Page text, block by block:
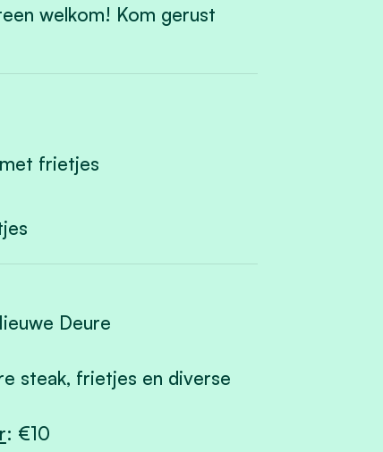
welkom! Kom gerust
frietjes
Deure
steak, frietjes en diverse
: €10